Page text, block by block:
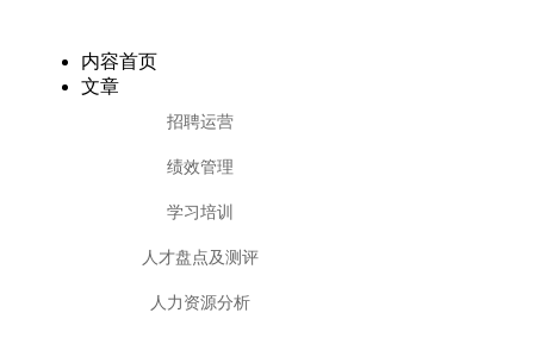
内容首页
文章
招聘运营
绩效管理
学习培训
人才盘点及测评
人力资源分析